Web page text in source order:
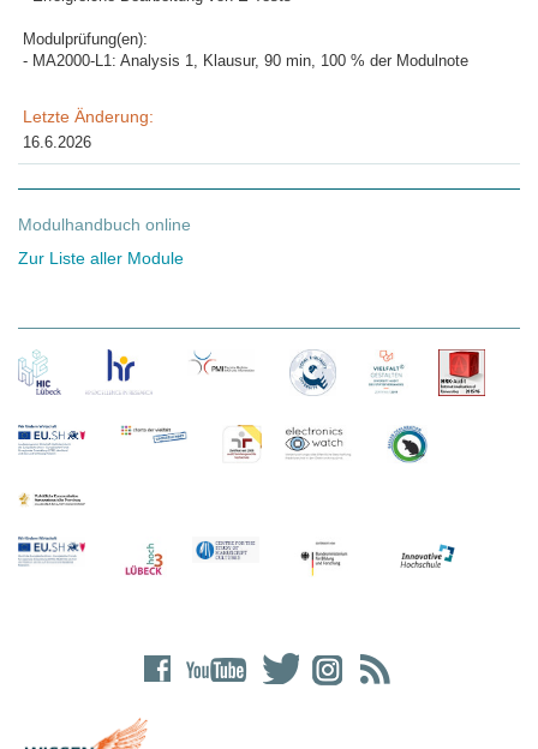
Modulprüfung(en):
- MA2000-L1: Analysis 1, Klausur, 90 min, 100 % der Modulnote
Letzte Änderung:
16.6.2026
Modulhandbuch online
Zur Liste aller Module